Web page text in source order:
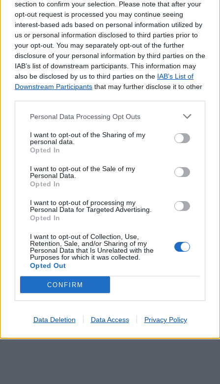
section to confirm your selection. Please note that after your
opt-out request is processed you may continue seeing
interest-based ads based on personal information utilized by
us or personal information disclosed to third parties prior to
your opt-out. You may separately opt-out of the further
disclosure of your personal information by third parties on the
IAB’s list of downstream participants. This information may
also be disclosed by us to third parties on the IAB’s List of
Downstream Participants that may further disclose it to other
Personal Data Processing Opt Outs
I want to opt-out of the Sharing of my
personal data.
Opted In
I want to opt-out of the Sale of my
Personal Data.
Opted In
I want to opt-out of processing my
Personal Data for Targeted Advertising.
Opted In
I want to opt-out of Collection, Use,
Retention, Sale, and/or Sharing of my
Personal Data that Is Unrelated with the
Purposes for which it was collected.
Opted Out
CONFIRM
Data Deletion Data Access Privacy Policy
Pagamento de Portagens
Pagamento de Vales
Seguros Capitalização
Seguros Reais
Western Union
Outros Serviços
Bilhetes para Espetáculos
Carregamento de Telemóveis
Cartão de Portagens Toll card
Cartões para Telemóvel
Certificação de Fotocópias
Contratos EDP
Dispositivos Via Verde
Livros
Pagamento por multibanco
Portabilidade UZO
Serviço de Fotocópias
Telegramas
Telemóveis UZO e Telefones Fixos
Validação de Documentos